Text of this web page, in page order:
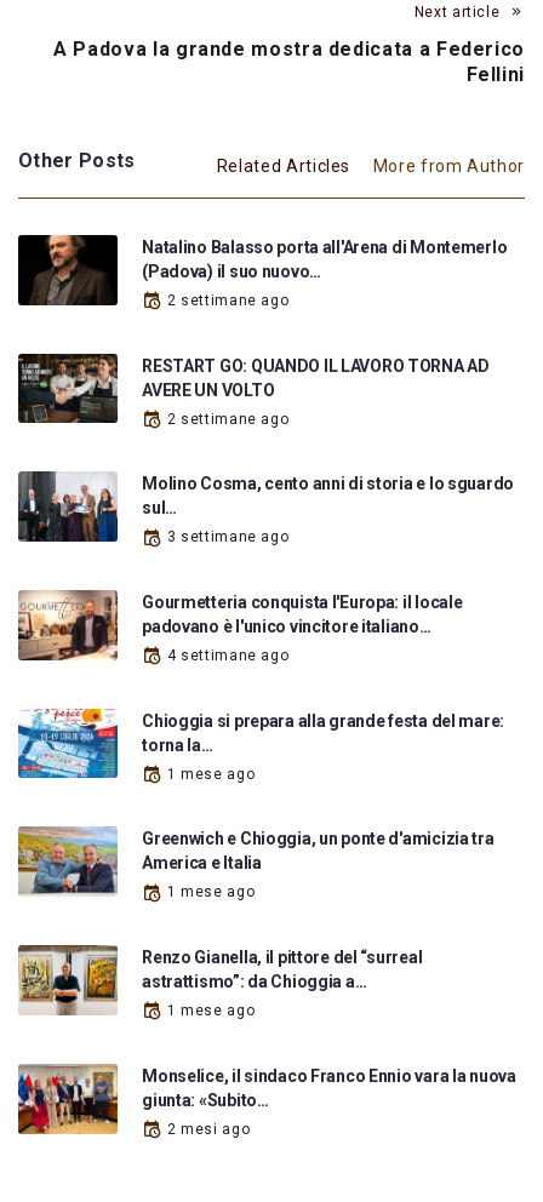
Next article
A Padova la grande mostra dedicata a Federico
Fellini
Other Posts Related Articles More from Author
Natalino Balasso porta all'Arena di Montemerlo
(Padova) il suo nuovo…
2 settimane ago
RESTART GO: QUANDO IL LAVORO TORNA AD
AVERE UN VOLTO
2 settimane ago
Molino Cosma, cento anni di storia e lo sguardo
sul…
3 settimane ago
Gourmetteria conquista l'Europa: il locale
padovano è l'unico vincitore italiano…
4 settimane ago
Chioggia si prepara alla grande festa del mare:
torna la…
1 mese ago
Greenwich e Chioggia, un ponte d'amicizia tra
America e Italia
1 mese ago
Renzo Gianella, il pittore del “surreal
astrattismo”: da Chioggia a…
1 mese ago
Monselice, il sindaco Franco Ennio vara la nuova
giunta: «Subito…
2 mesi ago